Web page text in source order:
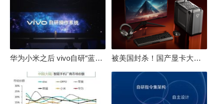
华为小米之后 vivo自研“蓝河”操作系统重磅发布 被美国封杀！国产显卡大厂：中国GPU不存在至暗时刻